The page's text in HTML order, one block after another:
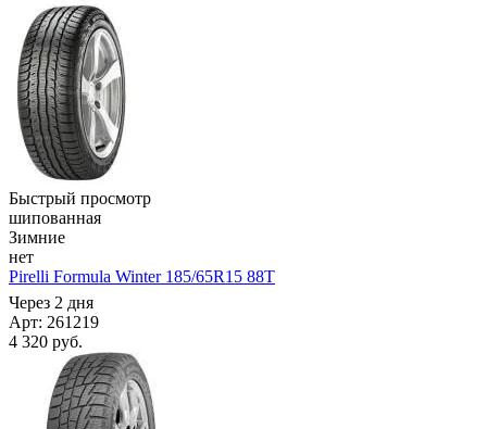
Быстрый просмотр
шипованная
Зимние
нет
Pirelli Formula Winter 185/65R15 88T
Через 2 дня
Арт: 261219
4 320 руб.